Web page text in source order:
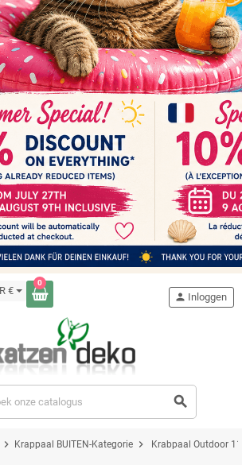
€
0
search
person Inloggen
chevron_right Krappaal BUITEN-Kategorie chevron_right Krabpaal Outdoor